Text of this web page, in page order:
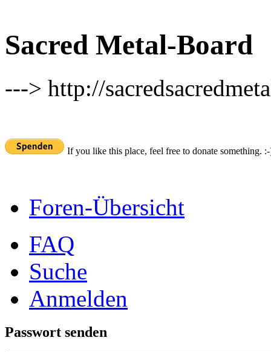
Sacred Metal-Board
---> http://
If you like this place, feel free to donate something.
Foren-Übersicht
FAQ
Suche
Anmelden
Passwort senden